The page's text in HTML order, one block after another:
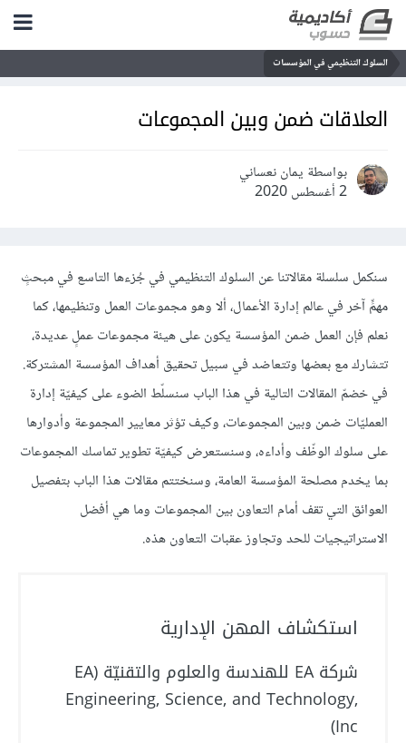
السلوك التنظيمي في المؤسسات
العلاقات ضمن وبين المجموعات
بواسطة يمان نعساني
2 أغسطس 2020
سنكمل سلسلة مقالاتنا عن السلوك التنظيمي في جُزءها التاسع في مبحثٍ
مهمٍّ آخر في عالم إدارة الأعمال، ألا وهو مجموعات العمل وتنظيمها، كما
نعلم فإن العمل ضمن المؤسسة يكون على هيئة مجموعات عملٍ عديدة،
تتشارك مع بعضها وتتعاضد في سبيل تحقيق أهداف المؤسسة المشتركة.
في خضمّ المقالات التالية في هذا الباب سنسلّط الضوء على كيفيّة إدارة
العمليّات ضمن وبين المجموعات، وكيف تؤثر معايير المجموعة وأدوارها
على سلوك الوظّف وأداءه، وسنستعرض كيفيّة تطوير تماسك المجموعات
بما يخدم مصلحة المؤسسة العامة، وسنختتم مقالات هذا الباب بتفصيل
العوائق التي تقف أمام التعاون بين المجموعات وما هي أفضل
الاستراتيجيات للحد وتجاوز عقبات التعاون هذه.
استكشاف المهن الإدارية
شركة EA للهندسة والعلوم والتقنيّة (EA
Engineering, Science, and Technology,
Inc)